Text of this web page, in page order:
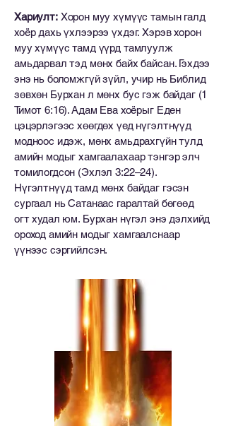
Хариулт:Хорон муу хүмүүс тамын галд
хоёр дахь үхлээрээ үхдэг. Хэрэв хорон
муу хүмүүс тамд үүрд тамлуулж
амьдарвал тэд мөнх байх байсан. Гэхдээ
энэ нь боломжгүй зүйл, учир нь Библид
зөвхөн Бурхан л мөнх бус гэж байдаг (1
Тимот 6:16). Адам Ева хоёрыг Еден
цэцэрлэгээс хөөгдөх үед нүгэлтнүүд
модноос идэж, мөнх амьдрахгүйн тулд
амийн модыг хамгаалахаар тэнгэр элч
томилогдсон (Эхлэл 3:22–24).
Нүгэлтнүүд тамд мөнх байдаг гэсэн
сургаал нь Сатанаас гаралтай бөгөөд
огт худал юм. Бурхан нүгэл энэ дэлхийд
ороход амийн модыг хамгаалснаар
үүнээс сэргийлсэн.